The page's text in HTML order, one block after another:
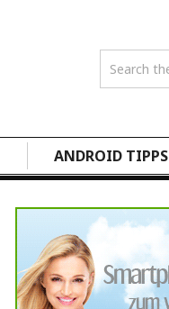
ANDROID TIPPS